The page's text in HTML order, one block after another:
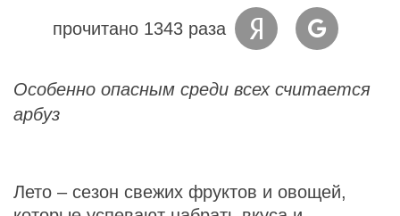
прочитано 1343 раза
Особенно опасным среди всех считается
арбуз
Лето – сезон свежих фруктов и овощей,